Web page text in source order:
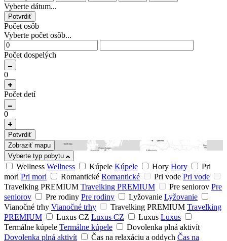
Vyberte dátum...
Potvrdiť
Počet osôb
Vyberte počet osôb...
Počet dospelých
0
Počet detí
0
Potvrdiť
Zobraziť mapu
Vyberte typ pobytu
Wellness Wellness Kúpele Kúpele Hory Hory
Pri
mori Pri mori Romantické Romantické Pri vode Pri vode
Travelking PREMIUM Travelking PREMIUM Pre seniorov Pre
seniorov
Pre rodiny Pre rodiny Lyžovanie Lyžovanie
Vianočné trhy Vianočné trhy Travelking PREMIUM Travelking
PREMIUM
Luxus CZ Luxus CZ Luxus Luxus
Termálne kúpele Termálne kúpele
Dovolenka plná aktivít
Dovolenka plná aktivít
Čas na relaxáciu a oddych Čas na